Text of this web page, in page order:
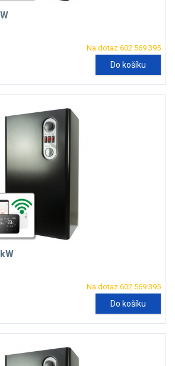
Na dotaz 602 569 395
Do košíku
Na dotaz 602 569 395
Do košíku